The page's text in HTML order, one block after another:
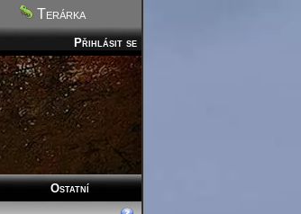
Terárka
Přihlásit se
Ostatní